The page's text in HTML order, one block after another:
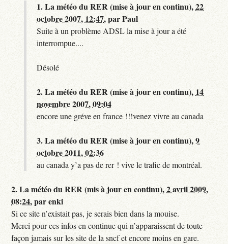
1.La météo du RER (mise à jour en continu),22
octobre 2007, 12:47,parPaul
Suite à un problème ADSL la mise à jour a été
interrompue....
Désolé
2.La météo du RER (mise à jour en continu), 14
novembre 2007, 09:04
encore une gréve en france !!!venez vivre au canada
3.La météo du RER (mise à jour en continu),9
octobre 2011, 02:36
au canada y’a pas de rer ! vive le trafic de montréal.
2.La météo du RER (mis à jour en continu),2 avril 2009,
08:24,parenki
Si ce site n’existait pas, je serais bien dans la mouise.
Merci pour ces infos en continue qui n’apparaissent de toute
façon jamais sur les site de la sncf et encore moins en gare.